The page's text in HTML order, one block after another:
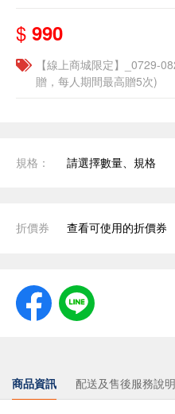
$ 990
【線上商城限定】_0729-
贈，每人期間最高贈5次)
規格： 請選擇數量、規格
折價券 查看可使用的折價券
商品資訊 配送及售後服務說明